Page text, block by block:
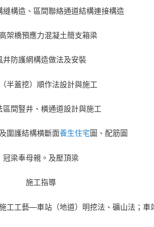
縫構造、區間聯絡通道結構連接構造
架橋預應力混凝土簡支箱梁
井防護網構造做法及安裝
半蓋挖）順作法設計與施工
區間豎井、橫通道設計與施工
圍護結構橫斷面養生住宅圖、配筋圖
冠梁奉母親。及壓頂梁
施工指導
工工藝—車站（地道）明挖法、礦山法；車